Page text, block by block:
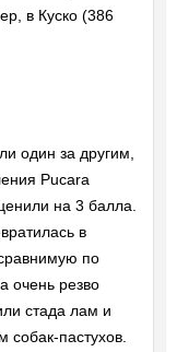
в Куско (386
один за другим,
Pucara
на 3 балла.
в
по
очень резво
стада лам и
пастухов.